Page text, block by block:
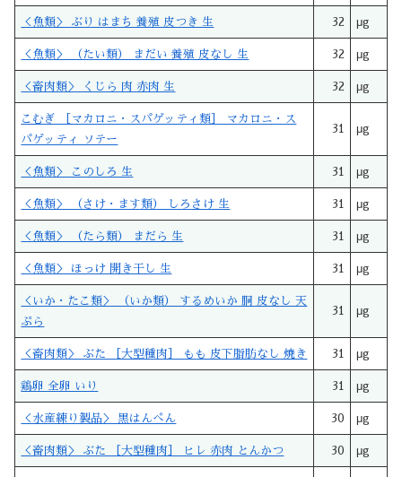
＜魚類＞ ぶり はまち 養殖 皮つき 生 32 μg
＜魚類＞ （たい類） まだい 養殖 皮なし 生 32 μg
＜畜肉類＞ くじら 肉 赤肉 生 32 μg
こむぎ ［マカロニ・スパゲッティ類］ マカロニ・ス
パゲッティ ソテー
31 μg
＜魚類＞ このしろ 生 31 μg
＜魚類＞ （さけ・ます類） しろさけ 生 31 μg
＜魚類＞ （たら類） まだら 生 31 μg
＜魚類＞ ほっけ 開き干し 生 31 μg
＜いか・たこ類＞ （いか類） するめいか 胴 皮なし 天
ぷら
31 μg
＜畜肉類＞ ぶた ［大型種肉］ もも 皮下脂肪なし 焼き 31 μg
鶏卵 全卵 いり 31 μg
＜水産練り製品＞ 黒はんぺん 30 μg
＜畜肉類＞ ぶた ［大型種肉］ ヒレ 赤肉 とんかつ 30 μg